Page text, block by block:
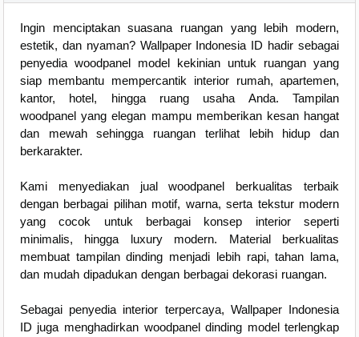
Ingin menciptakan suasana ruangan yang lebih modern,
estetik, dan nyaman? Wallpaper Indonesia ID hadir sebagai
penyedia woodpanel model kekinian untuk ruangan yang
siap membantu mempercantik interior rumah, apartemen,
kantor, hotel, hingga ruang usaha Anda. Tampilan
woodpanel yang elegan mampu memberikan kesan hangat
dan mewah sehingga ruangan terlihat lebih hidup dan
berkarakter.
Kami menyediakan jual woodpanel berkualitas terbaik
dengan berbagai pilihan motif, warna, serta tekstur modern
yang cocok untuk berbagai konsep interior seperti
minimalis, hingga luxury modern. Material berkualitas
membuat tampilan dinding menjadi lebih rapi, tahan lama,
dan mudah dipadukan dengan berbagai dekorasi ruangan.
Sebagai penyedia interior terpercaya, Wallpaper Indonesia
ID juga menghadirkan woodpanel dinding model terlengkap